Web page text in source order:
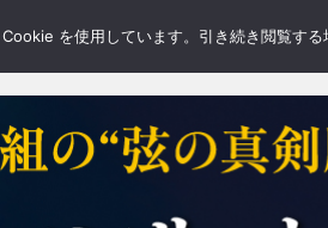
BLOGS FEATURE
を使用しています。引き続き閲覧す